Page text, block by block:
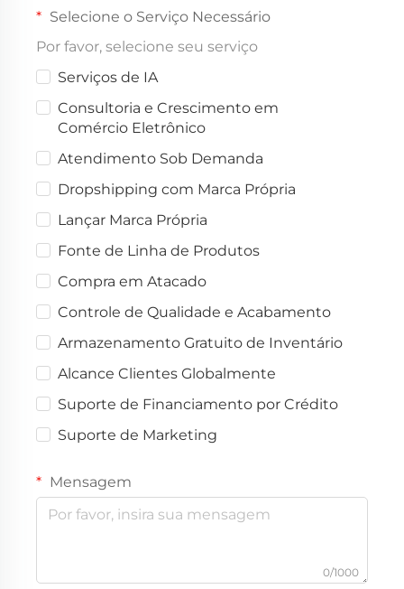
Selecione o Serviço Necessário
Por favor, selecione seu serviço
Serviços de IA
Consultoria e Crescimento em
Comércio Eletrônico
Atendimento Sob Demanda
Dropshipping com Marca Própria
Lançar Marca Própria
Fonte de Linha de Produtos
Compra em Atacado
Controle de Qualidade e Acabamento
Armazenamento Gratuito de Inventário
Alcance Clientes Globalmente
Suporte de Financiamento por Crédito
Suporte de Marketing
Mensagem
0/1000